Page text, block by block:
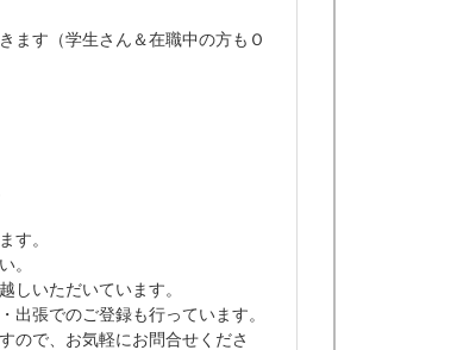
ます（学生さん＆在職中の方もＯ
す。
。
しいただいています。
出張でのご登録も行っています。
ので、お気軽にお問合せくださ